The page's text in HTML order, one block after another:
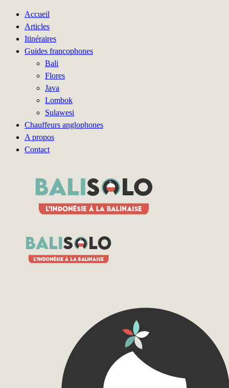
Accueil
Articles
Itinéraires
Guides francophones
Bali
Flores
Java
Lombok
Sulawesi
Chauffeurs anglophones
A propos
Contact